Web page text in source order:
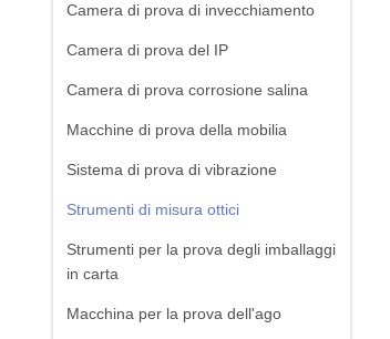
Camera di prova di invecchiamento
Camera di prova del IP
Camera di prova corrosione salina
Macchine di prova della mobilia
Sistema di prova di vibrazione
Strumenti di misura ottici
Strumenti per la prova degli imballaggi
in carta
Macchina per la prova dell'ago